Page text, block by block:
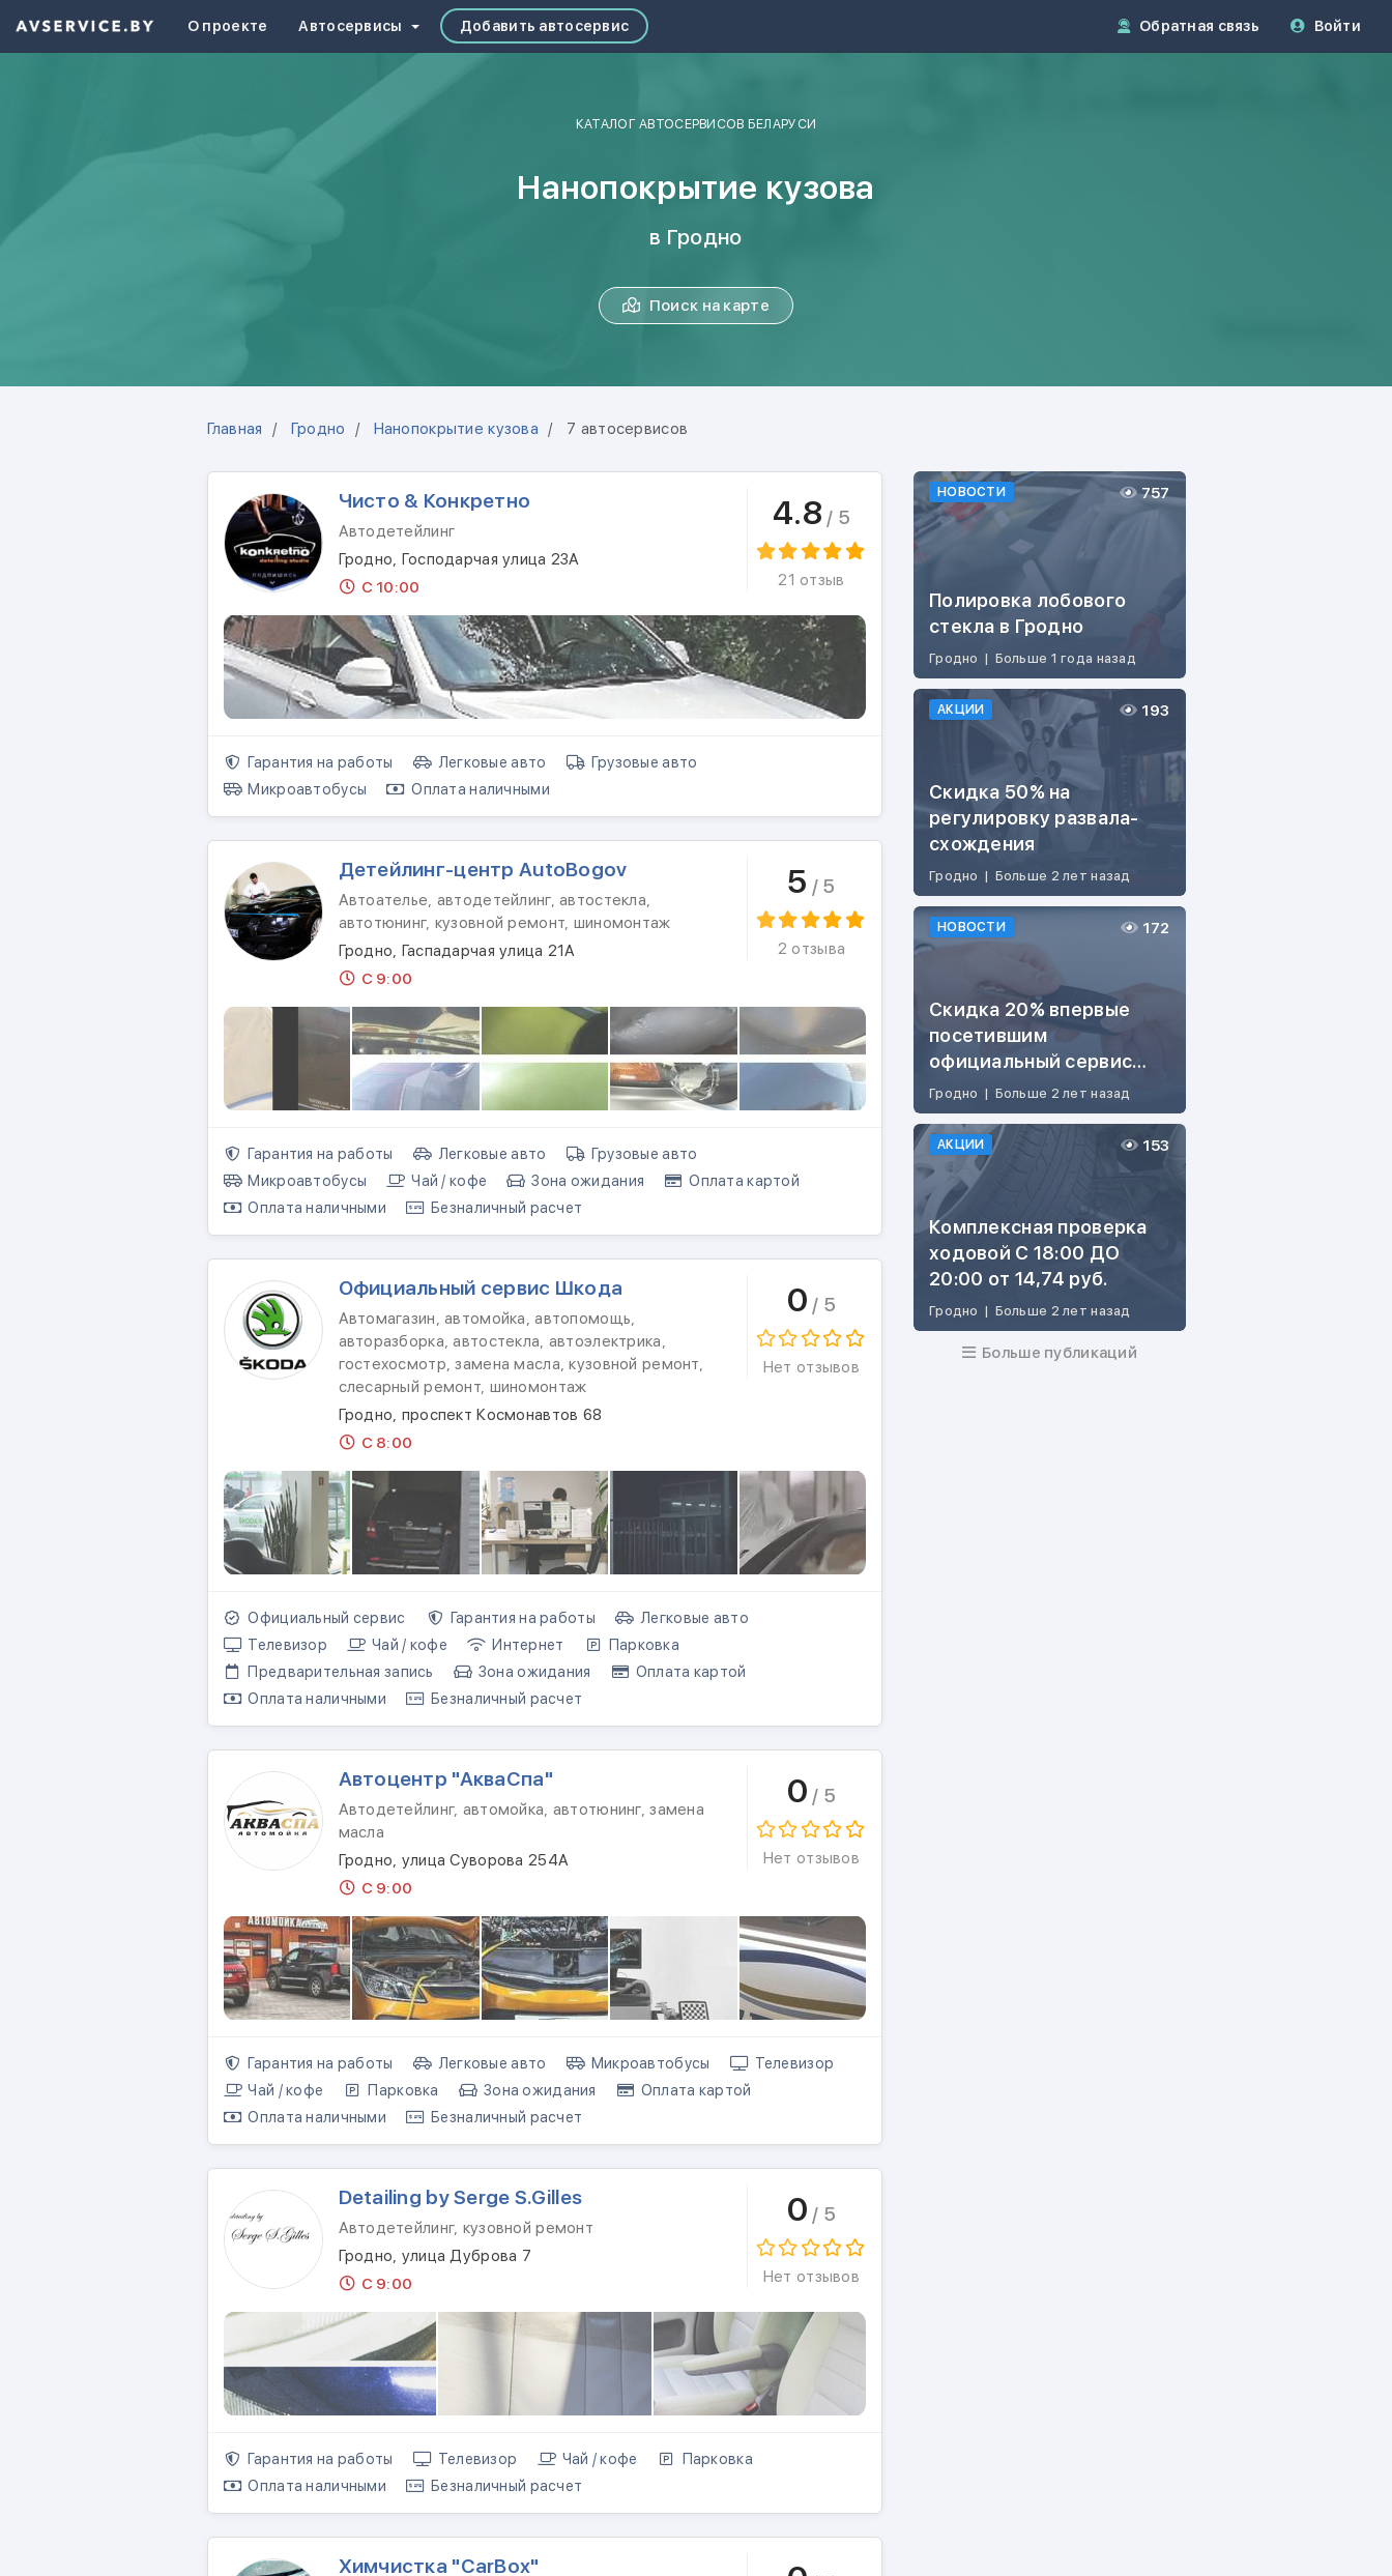
О проекте Автосервисы Добавить автосервис Обратная связь Войти
КАТАЛОГ АВТОСЕРВИСОВ БЕЛАРУСИ
Нанопокрытие кузова
в Гродно
Поиск на карте
Главная Гродно Нанопокрытие кузова 7 автосервисов
Чисто & Конкретно
Автодетейлинг
Гродно, Господарчая улица 23А
С 10:00
4.8 / 5
21 отзыв
Гарантия на работы Легковые авто
Грузовые авто
Микроавтобусы
Оплата наличными
Детейлинг-центр AutoBogov
Автоателье, автодетейлинг, автостекла,
автотюнинг, кузовной ремонт, шиномонтаж
Гродно, Гаспадарчая улица 21А
С 9:00
5 / 5
2 отзыва
Гарантия на работы Легковые авто
Грузовые авто
Микроавтобусы
Чай / кофе Зона ожидания
Оплата картой
Оплата наличными
Безналичный расчет
Официальный сервис Шкода
Автомагазин, автомойка, автопомощь,
авторазборка, автостекла, автоэлектрика,
гостехосмотр, замена масла, кузовной ремонт,
слесарный ремонт, шиномонтаж
Гродно, проспект Космонавтов 68
С 8:00
0 / 5
Нет отзывов
Официальный сервис Гарантия на работы
Легковые авто
Телевизор
Чай / кофе Интернет
Парковка
Предварительная запись
Зона ожидания
Оплата картой
Оплата наличными
Безналичный расчет
Автоцентр "АкваСпа"
Автодетейлинг, автомойка, автотюнинг, замена
масла
Гродно, улица Суворова 254А
С 9:00
0 / 5
Нет отзывов
Гарантия на работы Легковые авто Микроавтобусы
Телевизор
Чай / кофе
Парковка Зона ожидания
Оплата картой
Оплата наличными
Безналичный расчет
Detailing by Serge S.Gilles
Автодетейлинг, кузовной ремонт
Гродно, улица Дуброва 7
С 9:00
0 / 5
Нет отзывов
Гарантия на работы Телевизор Чай / кофе
Парковка
Оплата наличными
Безналичный расчет
Химчистка "CarBox"
НОВОСТИ
Полировка лобового
стекла в Гродно
Гродно | Больше 1 года назад
757
АКЦИИ
Скидка 50% на
регулировку развала-
схождения
Гродно | Больше 2 лет назад
193
НОВОСТИ
Скидка 20% впервые
посетившим
официальный сервис
ŠKODA
Гродно | Больше 2 лет назад
172
АКЦИИ
Комплексная проверка
ходовой С 18:00 ДО
20:00 от 14,74 руб.
Гродно | Больше 2 лет назад
153
Больше публикаций